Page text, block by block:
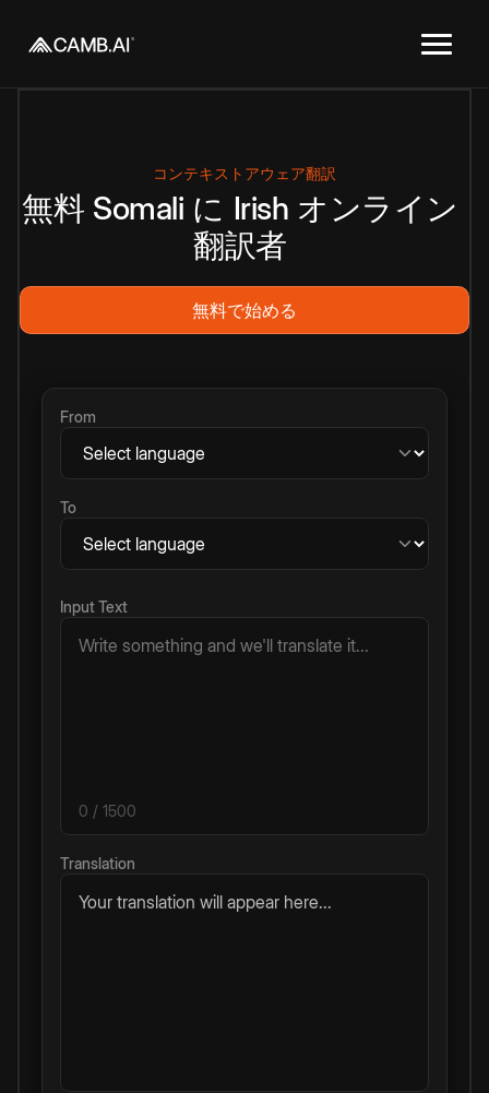
コンテキストアウェア翻訳
無料 Somali に Irish オンライン
翻訳者
無料で始める
From
To
Input Text
0 / 1500
Translation
Your translation will appear here...